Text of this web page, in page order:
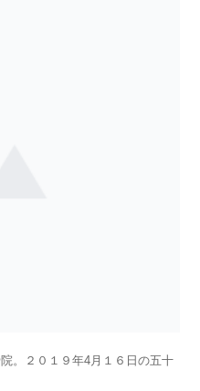
。２０１９年4月１６日の五十